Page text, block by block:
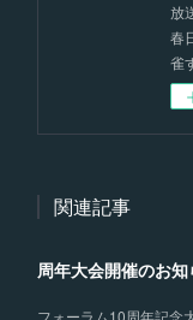
放
春
雀
関連記事
周年大会開催のお知